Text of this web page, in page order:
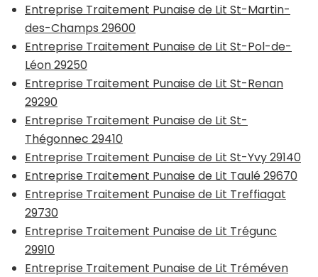
Entreprise Traitement Punaise de Lit St-Martin-
des-Champs 29600
Entreprise Traitement Punaise de Lit St-Pol-de-
Léon 29250
Entreprise Traitement Punaise de Lit St-Renan
29290
Entreprise Traitement Punaise de Lit St-
Thégonnec 29410
Entreprise Traitement Punaise de Lit St-Yvy 29140
Entreprise Traitement Punaise de Lit Taulé 29670
Entreprise Traitement Punaise de Lit Treffiagat
29730
Entreprise Traitement Punaise de Lit Trégunc
29910
Entreprise Traitement Punaise de Lit Tréméven